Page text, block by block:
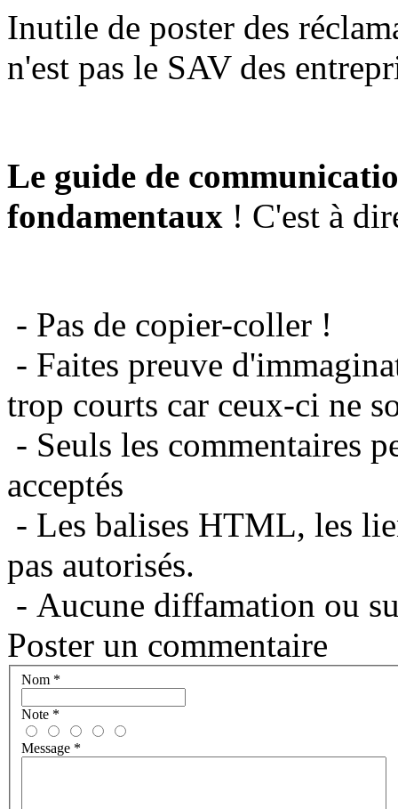
Inutile de poster des
n'est pas le SAV des
Le guide de
fondamentaux ! C'est à
- Pas de copier-coller !
- Faites preuve
trop courts car ceux-ci ne
- Seuls les commentaires
acceptés
- Les balises HTML, les
pas autorisés.
- Aucune diffamation ou
Poster un commentaire
Nom *
Note *
Message *